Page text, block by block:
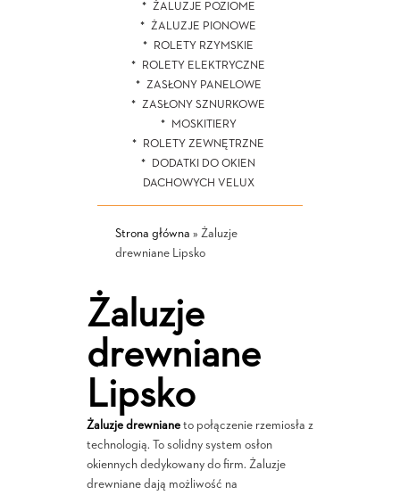
ŻALUZJE POZIOME
ŻALUZJE PIONOWE
ROLETY RZYMSKIE
ROLETY ELEKTRYCZNE
ZASŁONY PANELOWE
ZASŁONY SZNURKOWE
MOSKITIERY
ROLETY ZEWNĘTRZNE
DODATKI DO OKIEN
DACHOWYCH VELUX
Strona główna » Żaluzje
drewniane Lipsko
Żaluzje
drewniane
Lipsko
Żaluzje drewnianeto połączenie rzemiosła z
technologią. To solidny system osłon
okiennych dedykowany do firm. Żaluzje
drewniane dają możliwość na